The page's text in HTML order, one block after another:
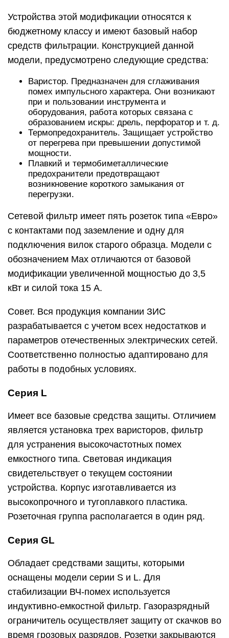
Устройства этой модификации относятся к
бюджетному классу и имеют базовый набор
средств фильтрации. Конструкцией данной
модели, предусмотрено следующие средства:
Варистор. Предназначен для сглаживания
помех импульсного характера. Они возникают
при и пользовании инструмента и
оборудования, работа которых связана с
образованием искры: дрель, перфоратор и т. д.
Термопредохранитель. Защищает устройство
от перегрева при превышении допустимой
мощности.
Плавкий и термобиметаллические
предохранители предотвращают
возникновение короткого замыкания от
перегрузки.
Сетевой фильтр имеет пять розеток типа «Евро»
с контактами под заземление и одну для
подключения вилок старого образца. Модели с
обозначением Max отличаются от базовой
модификации увеличенной мощностью до 3,5
кВт и силой тока 15 А.
Совет. Вся продукция компании ЗИС
разрабатывается с учетом всех недостатков и
параметров отечественных электрических сетей.
Соответственно полностью адаптировано для
работы в подобных условиях.
Серия L
Имеет все базовые средства защиты. Отличием
является установка трех варисторов, фильтр
для устранения высокочастотных помех
емкостного типа. Световая индикация
свидетельствует о текущем состоянии
устройства. Корпус изготавливается из
высокопрочного и тугоплавкого пластика.
Розеточная группа располагается в один ряд.
Серия GL
Обладает средствами защиты, которыми
оснащены модели серии S и L. Для
стабилизации ВЧ-помех используется
индуктивно-емкостной фильтр. Газоразрядный
ограничитель осуществляет защиту от скачков во
время грозовых разрядов. Розетки закрываются